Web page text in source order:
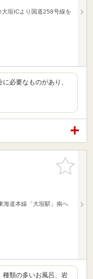
垣ICより国道258号線を
必要なものがあり、
お気に入
りに追加
海道本線「大垣駅」南へ
種類の多いお風呂、岩